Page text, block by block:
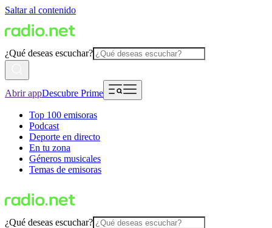
Saltar al contenido
¿Qué deseas escuchar?
Abrir appDescubre Prime
Top 100 emisoras
Podcast
Deporte en directo
En tu zona
Géneros musicales
Temas de emisoras
¿Qué deseas escuchar?